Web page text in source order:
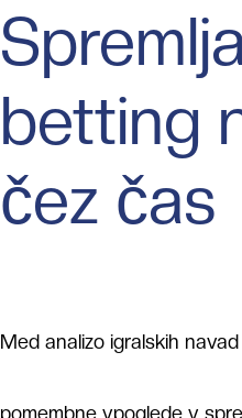
betting
čez čas
Med analizo igralskih
pomembne vpoglede v